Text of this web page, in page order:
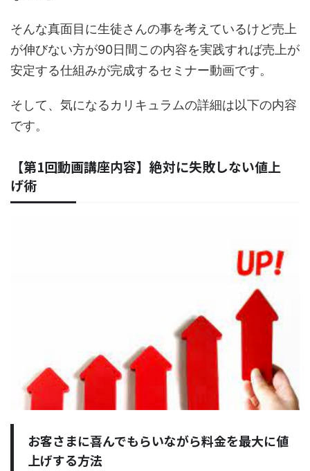
そんな真面目に生徒さんの事を考えているけど売上
が伸びない方が90日間この内容を実践すれば売上が
安定する仕組みが完成するセミナー動画です。
そして、気になるカリキュラムの詳細は以下の内容
です。
【第1回動画講座内容】絶対に失敗しない値上
げ術
お客さまに喜んでもらいながら料金を最大に値
上げする方法